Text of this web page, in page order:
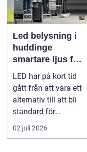
Led belysning i
huddinge
smartare ljus för
företag och
fastigheter
LED har på kort tid
gått från att vara ett
alternativ till att bli
standard för
modern belysning.
Fö...
02 juli 2026